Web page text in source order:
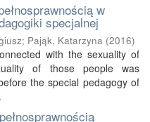
w
specjalnej
; Pająk, Katarzyna (2016)
with the sexuality of
of those people was
the special pedagogy of